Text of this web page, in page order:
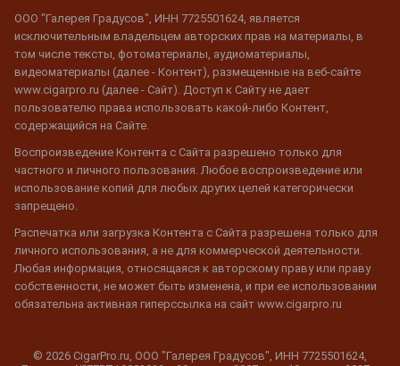
ООО "Галерея Градусов", ИНН 7725501624, является
исключительным владельцем авторских прав на материалы, в
том числе тексты, фотоматериалы, аудиоматериалы,
видеоматериалы (далее - Контент), размещенные на веб-сайте
www.cigarpro.ru (далее - Сайт). Доступ к Сайту не дает
пользователю права использовать какой-либо Контент,
содержащийся на Сайте.
Воспроизведение Контента с Сайта разрешено только для
частного и личного пользования. Любое воспроизведение или
использование копий для любых других целей категорически
запрещено.
Распечатка или загрузка Контента с Сайта разрешена только для
личного использования, а не для коммерческой деятельности.
Любая информация, относящаяся к авторскому праву или праву
собственности, не может быть изменена, и при ее использовании
обязательна активная гиперссылка на сайт www.cigarpro.ru
© 2026 CigarPro.ru, ООО "Галерея Градусов", ИНН 7725501624,